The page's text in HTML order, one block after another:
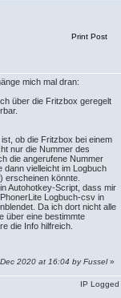
Print Post
mich mal dran:
über die Fritzbox geregelt
ob die Fritzbox bei einem
nur die Nummer des
die angerufene Nummer
dann vielleicht im Logbuch
erscheinen könnte.
Autohotkey-Script, dass mir
Logbuch-csv in
Da ich dort nicht alle
über eine bestimmte
die Info hilfreich.
2020 at 16:04 by Fussel»
IP Logged